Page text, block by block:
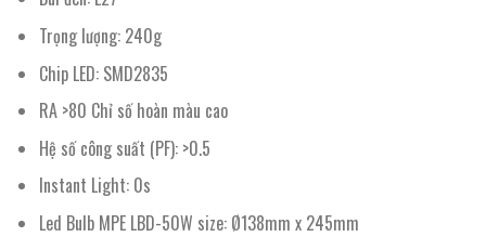
Trọng lượng: 240g
Chip LED: SMD2835
RA >80 Chỉ số hoàn màu cao
Hệ số công suất (PF): >0.5
Instant Light: 0s
Led Bulb MPE LBD-50W size: Ø138mm x 245mm